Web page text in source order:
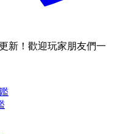
新！歡迎玩家朋友們一